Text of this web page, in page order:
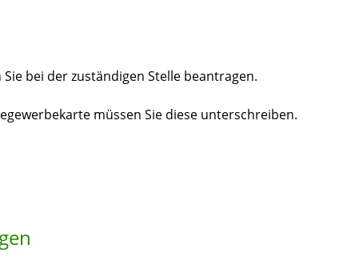
bei der zuständigen Stelle beantragen.
müssen Sie diese unterschreiben.